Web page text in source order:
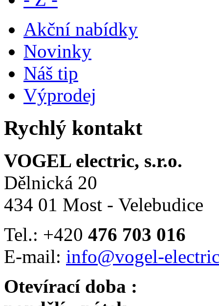
Akční nabídky
Novinky
Náš tip
Výprodej
Rychlý kontakt
VOGEL electric, s.r.o.
Dělnická 20
434 01 Most - Velebudice
Tel.: +420 476 703 016
E-mail: info@vogel-
Otevírací doba :